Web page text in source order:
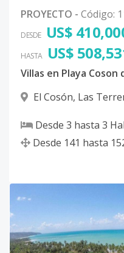
PROYECTO - Código:
DESDE US$
HASTA US$
Villas en Playa Coson
El Cosón, Las
Desde 3 hasta 3
Desde 141 hasta